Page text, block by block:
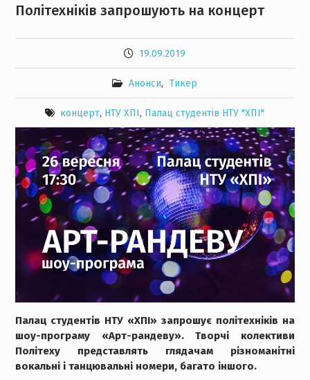
Політехніків запрошують на концерт
19.09.2019
Анонси, Тикер
концерт, НТУ ХПІ, Палац студентів НТУ "ХПІ"
Палац студентів НТУ «ХПІ» запрошує політехніків на
шоу-програму «Арт-рандеву». Творчі колективи
Політеху представлять глядачам різноманітні
вокальні і танцювальні номери, багато іншого.